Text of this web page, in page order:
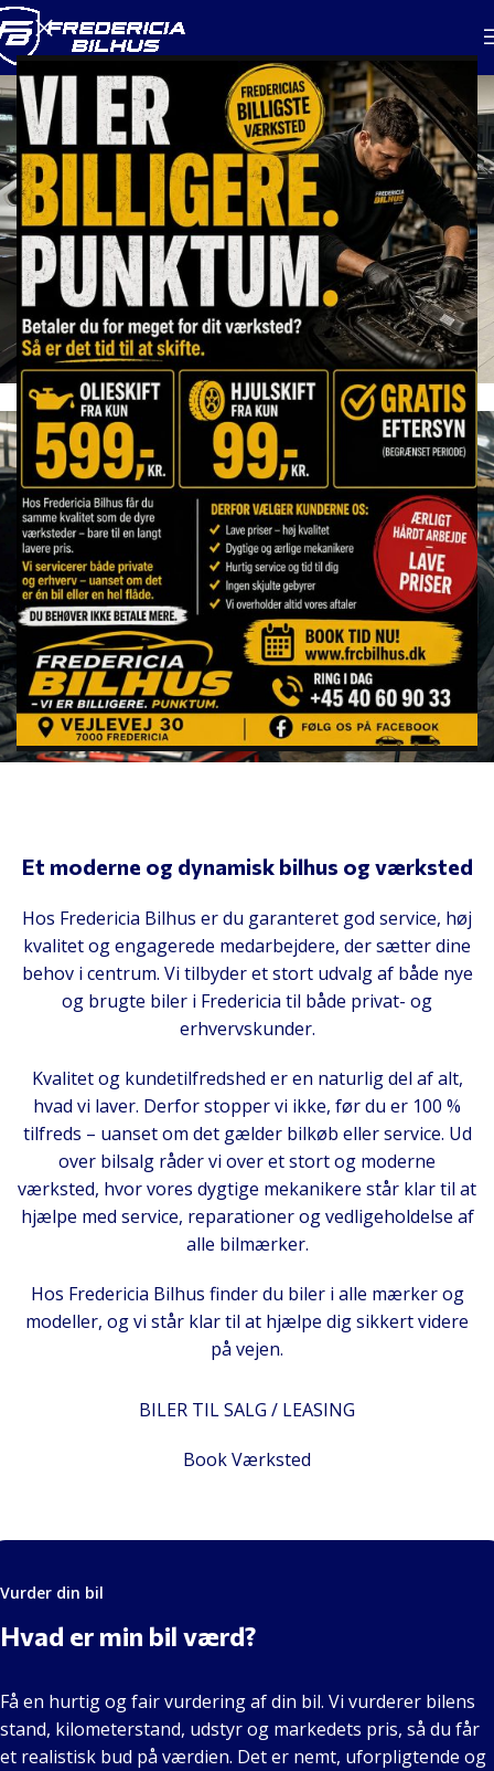
Bilsalg - Brugte
biler
Se alle brugte biler
Book tid
Et moderne og dynamisk bilhus og værksted
Hos Fredericia Bilhus er du garanteret god service, høj
kvalitet og engagerede medarbejdere, der sætter dine
behov i centrum. Vi tilbyder et stort udvalg af både nye
og brugte biler i Fredericia til både privat- og
erhvervskunder.
Kvalitet og kundetilfredshed er en naturlig del af alt,
hvad vi laver. Derfor stopper vi ikke, før du er 100 %
tilfreds – uanset om det gælder bilkøb eller service. Ud
over bilsalg råder vi over et stort og moderne
værksted, hvor vores dygtige mekanikere står klar til at
hjælpe med service, reparationer og vedligeholdelse af
alle bilmærker.
Hos Fredericia Bilhus finder du biler i alle mærker og
modeller, og vi står klar til at hjælpe dig sikkert videre
på vejen.
BILER TIL SALG / LEASING
Book Værksted
Vurder din bil
Hvad er min bil værd?
Få en hurtig og fair vurdering af din bil. Vi vurderer bilens
stand, kilometerstand, udstyr og markedets pris, så du får
et realistisk bud på værdien. Det er nemt, uforpligtende og